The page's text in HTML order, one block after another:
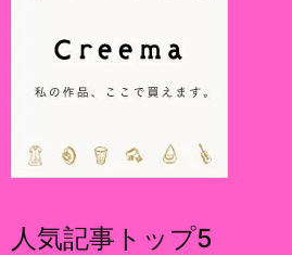
人気記事トップ5